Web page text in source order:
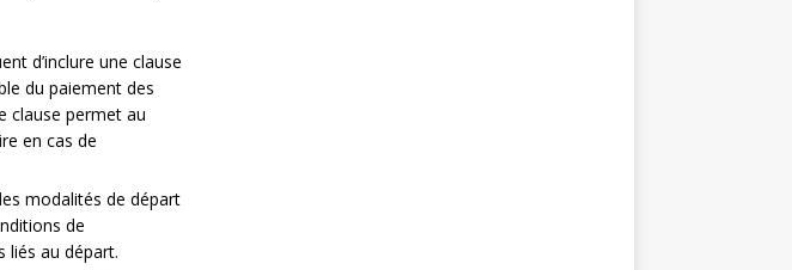
d’inclure une clause
du paiement des
clause permet au
en cas de
modalités de départ
de
liés au départ.